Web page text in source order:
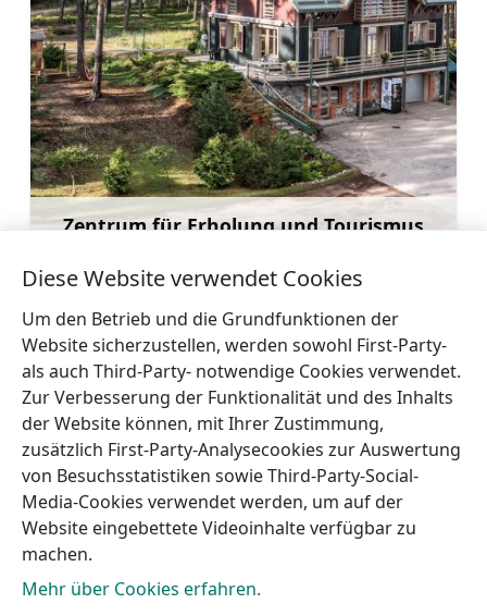
Zentrum für Erholung und Tourismus
←
Thunderhorse
wigwams
Gästehaus und
Erholungszentrum
„Jaunemari“ →
Diese Website verwendet Cookies
Um den Betrieb und die Grundfunktionen der
Website sicherzustellen, werden sowohl First-Party-
als auch Third-Party- notwendige Cookies verwendet.
Zur Verbesserung der Funktionalität und des Inhalts
der Website können, mit Ihrer Zustimmung,
zusätzlich First-Party-Analysecookies zur Auswertung
von Besuchsstatistiken sowie Third-Party-Social-
Media-Cookies verwendet werden, um auf der
Website eingebettete Videoinhalte verfügbar zu
machen.
Mehr über Cookies erfahren.